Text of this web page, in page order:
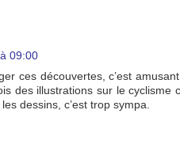
09:00
ces découvertes, c’est
des illustrations sur le cyclisme
dessins, c’est trop sympa.